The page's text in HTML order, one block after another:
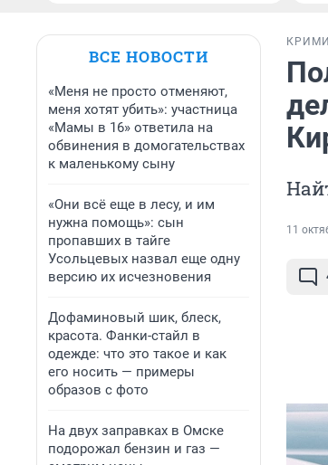
ВСЕ НОВОСТИ
«Меня не просто отменяют,
меня хотят убить»: участница
«Мамы в 16» ответила на
обвинения в домогательствах
к маленькому сыну
«Они всё еще в лесу, и им
нужна помощь»: сын
пропавших в тайге
Усольцевых назвал еще одну
версию их исчезновения
Дофаминовый шик, блеск,
красота. Фанки-стайл в
одежде: что это такое и как
его носить — примеры
образов с фото
На двух заправках в Омске
подорожал бензин и газ —
11